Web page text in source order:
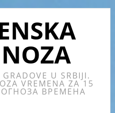
U SRBIJI.
VREMENA ZA 15
ВРЕМЕНА